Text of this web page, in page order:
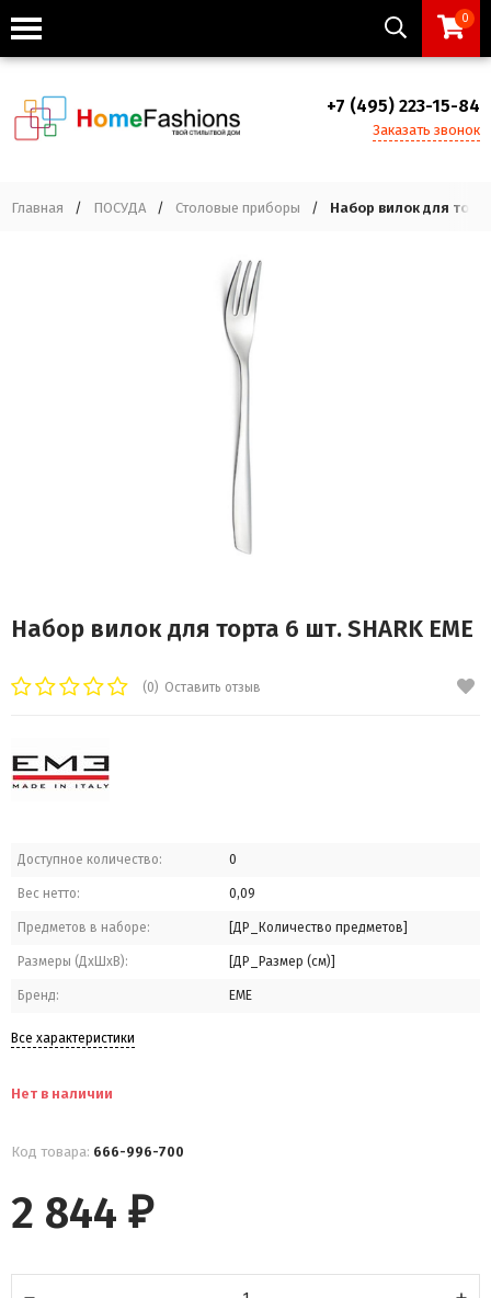
0
+7 (495) 223-15-84
Заказать звонок
Главная / ПОСУДА / Столовые приборы / Набор вилок для торта
Набор вилок для торта 6 шт. SHARK EME
(0) Оставить отзыв
Доступное количество: 0
Вес нетто: 0,09
Предметов в наборе: [ДР_Количество предметов]
Размеры (ДхШхВ): [ДР_Размер (см)]
Бренд: EME
Все характеристики
Нет в наличии
Код товара: 666-996-700
2 844 ₽